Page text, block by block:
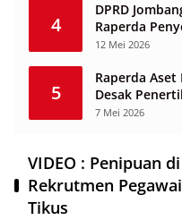
4
DPRD
Raperda
12 Mei 2026
5
Raperda Aset
Desak
7 Mei 2026
VIDEO : Penipuan
Rekrutmen
Tikus